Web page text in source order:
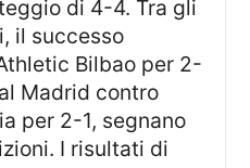
di 4-4. Tra gli
il successo
Bilbao per 2-
Madrid contro
per 2-1, segnano
I risultati di